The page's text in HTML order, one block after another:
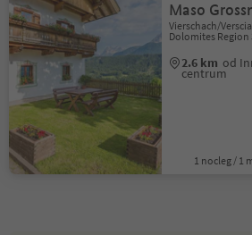
Maso
Vierschach/
Dolomites Region
2.6 km od
centrum
1 nocleg / 1